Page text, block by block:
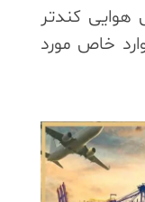
کندتر
خاص مورد